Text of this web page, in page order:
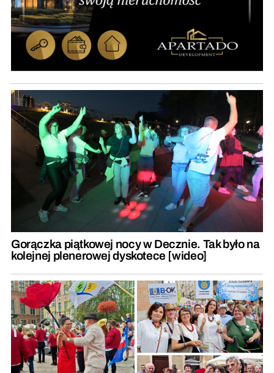
Gorączka piątkowej nocy w Decznie. Tak było na
kolejnej plenerowej dyskotece [wideo]